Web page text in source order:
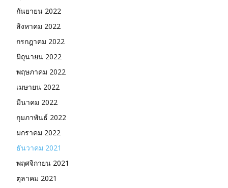
กันยายน 2022
สิงหาคม 2022
กรกฎาคม 2022
มิถุนายน 2022
พฤษภาคม 2022
เมษายน 2022
มีนาคม 2022
กุมภาพันธ์ 2022
มกราคม 2022
ธันวาคม 2021
พฤศจิกายน 2021
ตุลาคม 2021